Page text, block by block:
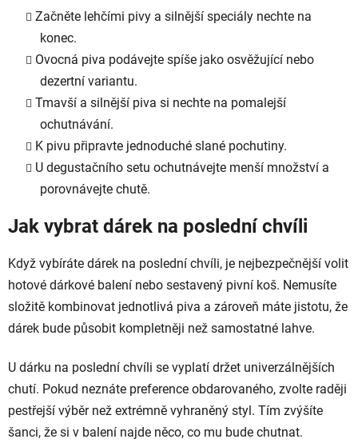
Začněte lehčími pivy a silnější speciály nechte na
konec.
Ovocná piva podávejte spíše jako osvěžující nebo
dezertní variantu.
Tmavší a silnější piva si nechte na pomalejší
ochutnávání.
K pivu připravte jednoduché slané pochutiny.
U degustačního setu ochutnávejte menší množství a
porovnávejte chutě.
Jak vybrat dárek na poslední chvíli
Když vybíráte dárek na poslední chvíli, je nejbezpečnější volit
hotové dárkové balení nebo sestavený pivní koš. Nemusíte
složitě kombinovat jednotlivá piva a zároveň máte jistotu, že
dárek bude působit kompletněji než samostatné lahve.
U dárku na poslední chvíli se vyplatí držet univerzálnějších
chutí. Pokud neznáte preference obdarovaného, zvolte raději
pestřejší výběr než extrémně vyhraněný styl. Tím zvýšíte
šanci, že si v balení najde něco, co mu bude chutnat.